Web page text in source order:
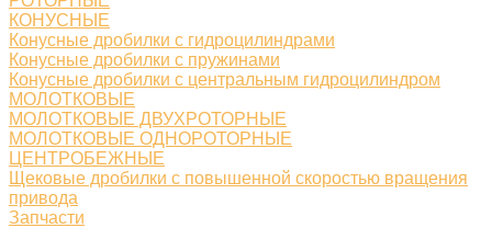
КОНУСНЫЕ
Конусные дробилки с гидроцилиндрами
Конусные дробилки с пружинами
Конусные дробилки с центральным гидроцилиндром
МОЛОТКОВЫЕ
МОЛОТКОВЫЕ ДВУХРОТОРНЫЕ
МОЛОТКОВЫЕ ОДНОРОТОРНЫЕ
ЦЕНТРОБЕЖНЫЕ
Щековые дробилки с повышенной скоростью вращения
привода
Запчасти